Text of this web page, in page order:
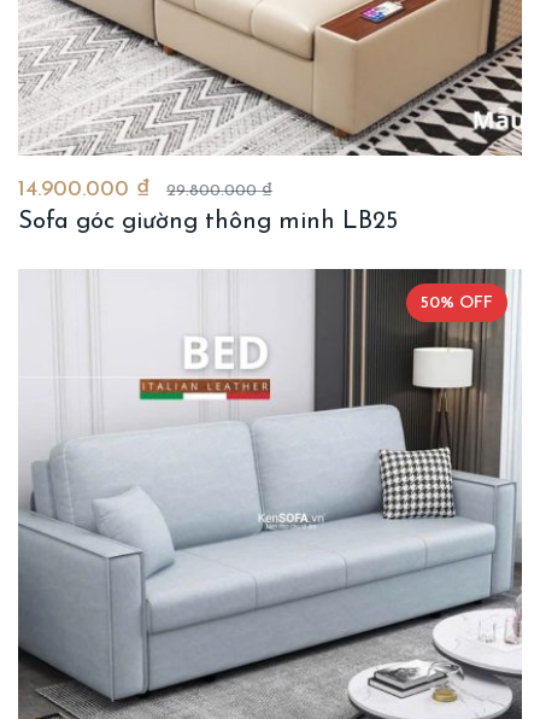
14.900.000 ₫ 29.800.000 ₫
Sofa góc giường thông minh LB25
50% OFF